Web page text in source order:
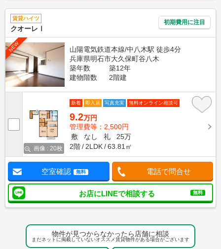
賃貸ハイツ
クオーレⅠ
初期費用に注目
NEW
山陽電気鉄道本線/中八木駅 徒歩4分
兵庫県明石市大久保町谷八木
築年数
築12年
建物階数
2階建
画像 : 20枚
新着 即入居 写真充実 無料オンライン相談可
9.2万円
管理費等：2,500円
敷
なし 礼
25万
2階
2LDK 63.81㎡
空室確認 無料 電話で問合せ
お店にLINEで相談する 無料
物件が見つからなかったら店舗に相談
まだネットに掲載していないオススメ賃貸物件がある場合がございます